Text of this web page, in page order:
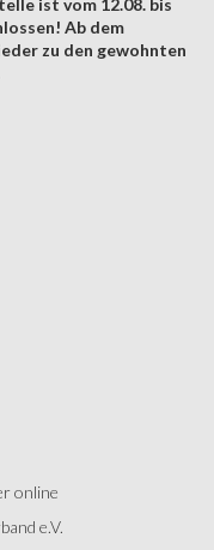
ist vom 12.08. bis
Ab dem
zu den gewohnten
online
e.V.